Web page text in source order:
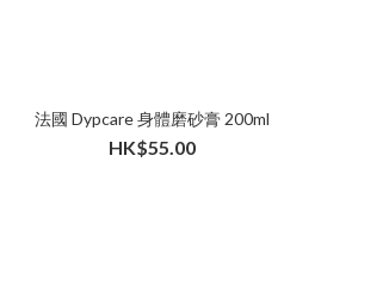
法國 Dypcare 身體磨砂膏 200ml
HK$55.00